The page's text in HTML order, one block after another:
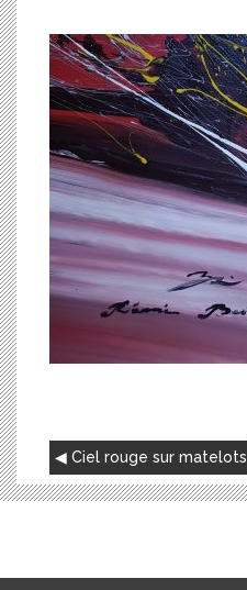
NAVIGATION
DE
L’ARTICLE
Ciel rouge sur matelots